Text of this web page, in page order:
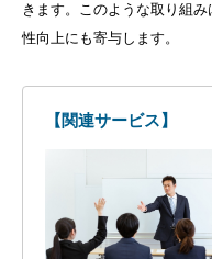
きます。このような取り組
性向上にも寄与します。
【関連サービス】